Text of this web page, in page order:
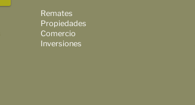
Remates
Propiedades
Comercio
Inversiones